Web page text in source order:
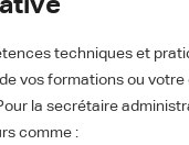
techniques et
vos formations ou votre
la secrétaire
comme :